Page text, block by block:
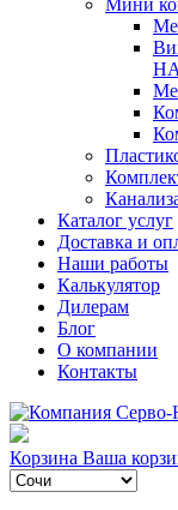
Мини
Каталог услуг
Доставка и
Наши работы
Калькулятор
Дилерам
Блог
О компании
Контакты
Корзина Ваша